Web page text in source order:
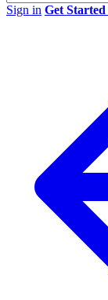
Sign in Get Started